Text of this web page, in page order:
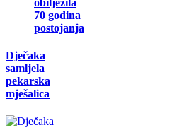
70 godina
postojanja
Dječaka
samljela
pekarska
mješalica